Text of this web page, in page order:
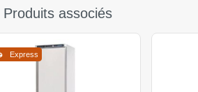
Produits associés
Express